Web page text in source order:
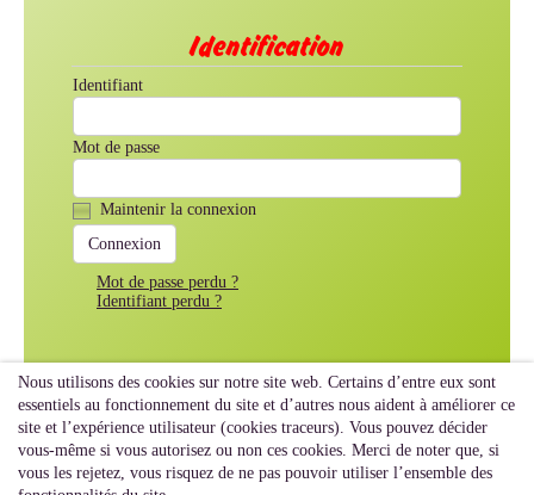
Identification
Identifiant
Mot de passe
Maintenir la connexion
Mot de passe perdu ?
Identifiant perdu ?
Nous utilisons des cookies sur notre site web. Certains d’entre eux sont
essentiels au fonctionnement du site et d’autres nous aident à améliorer ce
site et l’expérience utilisateur (cookies traceurs). Vous pouvez décider
vous-même si vous autorisez ou non ces cookies. Merci de noter que, si
vous les rejetez, vous risquez de ne pas pouvoir utiliser l’ensemble des